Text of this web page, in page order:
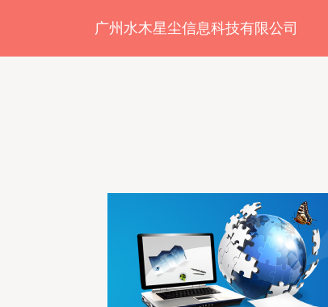
广州水木星尘信息科技有限公司